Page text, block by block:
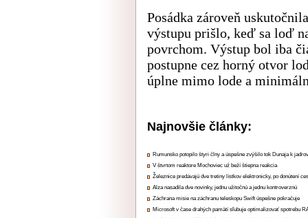
Posádka zároveň
výstupu prišlo, keď sa loď
povrchom. Výstup bol iba
postupne cez horný otvor
úplne mimo lode a
Najnovšie články:
Rumunsko potopilo štyri člny a úspešne zvýšilo tok Dunaja k
V štvrtom reaktore Mochoviec už beží štiepna reakcia
Železnice predávajú dve tretiny lístkov elektronicky, po donútení
Alza nasadila dve novinky, jednu užitočnú a jednu kontroverznú
Záchrana misie na záchranu teleskopu Swift úspešne pokračuje
Microsoft v čase drahých pamätí sľubuje optimalizovať spotrebu